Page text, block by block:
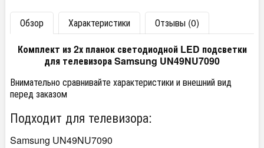
Обзор Характеристики
Отзывы (0)
Комплект из 2х планок светодиодной LED подсветки
для телевизора Samsung UN49NU7090
Внимательно сравнивайте характеристики и внешний вид
перед заказом
Подходит для телевизора:
Samsung UN49NU7090